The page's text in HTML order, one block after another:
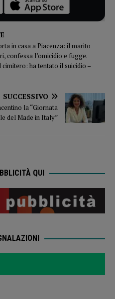
in casa a Piacenza: il marito
confessa l’omicidio e fugge.
cimitero: ha tentato il suicidio –
SUCCESSIVO
la “Giornata
del Made in Italy”
QUI